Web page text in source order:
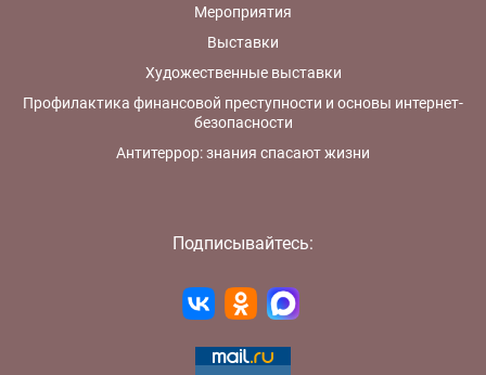
Мероприятия
Выставки
Художественные выставки
Профилактика финансовой преступности и основы интернет-
безопасности
Антитеррор: знания спасают жизни
Подписывайтесь: